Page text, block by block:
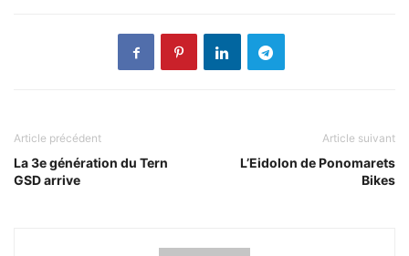
Article précédent
La 3e génération du Tern
GSD arrive
Article suivant
L’Eidolon de Ponomarets
Bikes